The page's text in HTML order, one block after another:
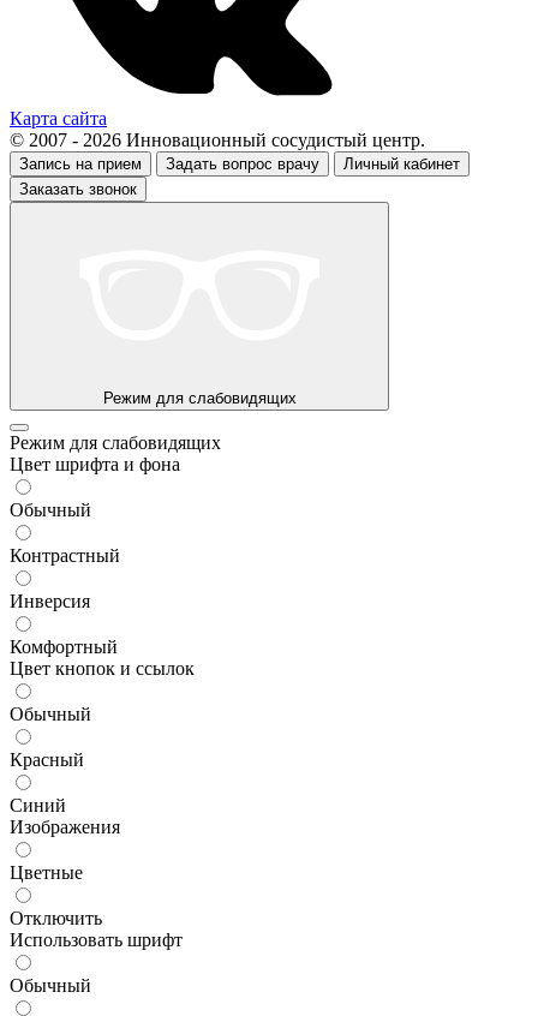
Карта сайта
© 2007 - 2026 Инновационный сосудистый центр.
Запись на прием Задать вопрос врачу
Личный кабинет
Заказать звонок
Режим для слабовидящих
Режим для слабовидящих
Цвет шрифта и фона
Обычный
Контрастный
Инверсия
Комфортный
Цвет кнопок и ссылок
Обычный
Красный
Синий
Изображения
Цветные
Отключить
Использовать шрифт
Обычный